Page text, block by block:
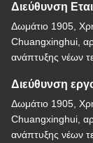
Διεύθυνση
Δωμάτιο 1905,
Chuangxinghui,
ανάπτυξης νέων
Διεύθυνση
Δωμάτιο 1905,
Chuangxinghui,
ανάπτυξης νέων